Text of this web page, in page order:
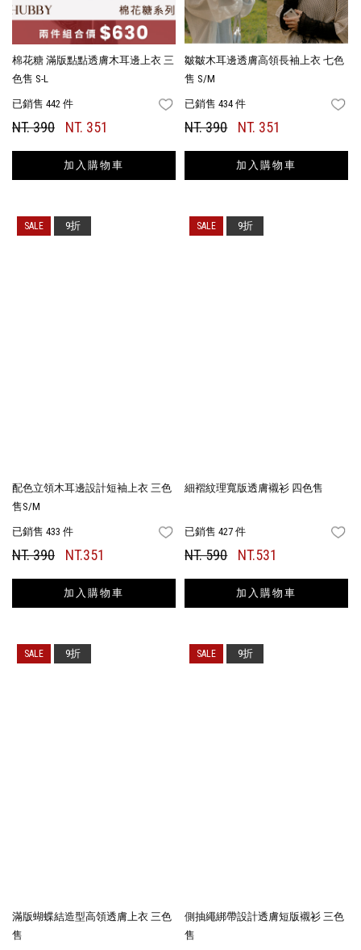
棉花糖 滿版點點透膚木耳邊上衣 三
色售 S-L
已銷售 442 件 FAVORITES
NT. 390 NT. 351
加入購物車
皺皺木耳邊透膚高領長袖上衣 七色
售 S/M
已銷售 434 件
NT. 390 NT. 351
加入購物車
配色立領木耳邊設計短袖上衣 三色
售S/M
已銷售 433 件 FAVORITES
NT. 390 NT.351
加入購物車
9折
細褶紋理寬版透膚襯衫 四色售
已銷售 427 件
NT. 590 NT.531
加入購物車
9折
滿版蝴蝶結造型高領透膚上衣 三色
售
9折
側抽繩綁帶設計透膚短版襯衫 三色
售
9折